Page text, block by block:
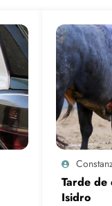
Tarde de
Isidro